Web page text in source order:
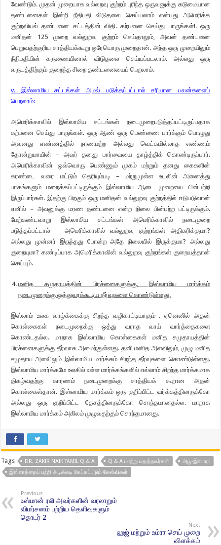
வேண்டும். முதன் முறையாக வல்லறவு குற்றம் புரிந்த ஒருவனுக்கு கடுமையான
தண்டனைகள் இன்றி நீதிபதி விடுதலை செய்யலாம் என்பது அமெரிக்க
குற்றவியல் தண்டனை சட்டத்தின் விதி. கற்பனை செய்து பாருங்கள்!. ஒரு
மனிதன் 125 முறை வல்லுறவு குற்றம் செய்தாலும், அவன் தண்டனை
பெறுவதற்குரிய சாத்தியக்கூறு ஒரேயொரு முறைதான். அந்த ஒரு முறையிலும்
நீதிபதியின் கருணையினால் விடுதலை செய்யப்படலாம். அல்லது ஒரு
வருடத்திற்கும் குறைந்த சிறை தண்டனையைப் பெறலாம்.
v. இஸ்லாமிய சட்டங்கள் அமல் படுத்தப்பட்டால் சரியான பலன்களைப்
பெறலாம்:
அமெரிக்காவில் இஸ்லாமிய சட்டங்கள் நடைமுறைபடுத்தப்பட்டிருப்பதாக
கற்பனை செய்து பாருங்கள். ஒரு ஆண் ஒரு பெண்ணை பார்க்கும் பொழுது
அவனது எண்ணத்தில் நாணமற்ற அல்லது வெட்கமில்லாத எண்ணம்
தோன்றுமாயின் – அவர் தனது பார்வையை தாழ்த்திக் கொண்டிருப்பார்.
அமெரிக்காவின் ஒவ்வொரு பெண்ணும் முகம் மற்றும் தனது கைகளின்
கரண்டை வரை மட்டும் தெரியும்படி – மற்றுமுள்ள உடலின் அனைத்து
பாகங்களும் மறைக்கப்பட்டிருக்கும் இஸ்லாமிய ஆடை முறையை பின்பற்றி
இருப்பார்கள். இதற்கு பிறகும் ஒரு மனிதன் வல்லுறவு குற்றத்தில் ஈடுபடுவான்
எனில் – அவனுக்கு மரண தண்டனை என்ற நிலை பின்பற்ற பட்டிருக்கும்.
மேற்கண்டவாறு இஸ்லாமிய சட்டங்கள் அமெரிக்காவில் நடைமுறை
படுத்தப்பட்டால் – அமெரிக்காவில் வல்லுறவு குற்றங்கள் அதிகரிக்குமா?
அல்லது முன்னர் இருந்தது போன்ற அதே நிலையில் இருக்குமா? அல்லது
குறையுமா? கண்டிப்பாக அமெரிக்காவின் வல்லுறவு குற்றங்கள் குறையத்தான்
செய்யும்.
மனித சமுதாயத்தின் பிரச்னைகளுக்கு, இஸ்லாமிய மார்க்கம்
நடைமுறைக்கு ஒத்துவரக்கூடிய தீர்வுகளை கொண்டுள்ளது.
இஸ்லாம் உலக வாழ்க்கைக்கு சிறந்த வழிகாட்டியாகும் . ஏனெனில் அதன்
கொள்கைகள் நடைமுறைக்கு ஒத்து வராத வாய் வார்த்தைகளை
கொண்டதல்ல. மாறாக இஸ்லாமிய கொள்கைகள் மனித சமுதாயத்தின்
பிரச்னைகளுக்கு தீர்வாக அமைந்துள்ளது. தனி மனித அளவிலும், முழு மனித
சமுதாய அளவிலும் இஸ்லாமிய மார்க்கம் சிறந்த தீர்வுகளை கொண்டுள்ளது.
இஸ்லாமிய மார்க்கமே உலகில் உள்ள மார்க்கங்களில் எல்லாம் சிறந்த மார்க்கமாக
திகழ்வதற்கு காரணம் நடைமுறைக்கு சாத்தியக் கூறான அதன்
கொள்கைள்தான். இஸ்லாமிய மார்க்கம் ஒரு குறிப்பிட்ட வர்க்கத்தினருக்கோ
அல்லது ஒரு குறிப்பிட்ட தேசத்தினருக்கோ சொந்தமானதல்ல. மாறாக
இஸ்லாமிய மார்க்கம் அகிலம் முழுவதற்கும் சொந்தமானது.
Tags DR. ZAKIR NAIK TAMIL Q & A Q & A மாற்று மதத்தவர்கள்
அபூ-இஸாரா
இஸ்லாத்தைப் பற்றி அடிக்கடி கேட்கப்படும் கேள்விகள்
Previous
உஸ்மான் ரலி அவர்களின் வரலாறும்
விமர்சனம் பற்றிய தெளிவுகளும்
தொடர் 2
Next
ஹஜ் மற்றும் உம்ரா செய் முறை
விளக்கம்